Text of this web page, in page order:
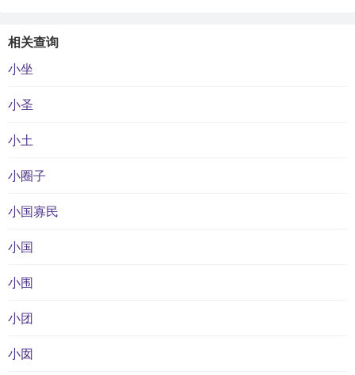
相关查询
小坐
小圣
小土
小圈子
小国寡民
小国
小围
小团
小囡